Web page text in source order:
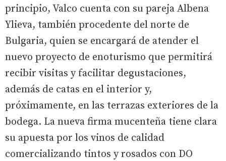
principio, Valco cuenta con su pareja Albena
Ylieva, también procedente del norte de
Bulgaria, quien se encargará de atender el
nuevo proyecto de enoturismo que permitirá
recibir visitas y facilitar degustaciones,
además de catas en el interior y,
próximamente, en las terrazas exteriores de la
bodega. La nueva firma mucenteña tiene clara
su apuesta por los vinos de calidad
comercializando tintos y rosados con DO